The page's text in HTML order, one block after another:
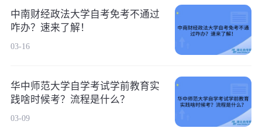
中南财经政法大学自考免考不通过
咋办？速来了解！
03-16
华中师范大学自学考试学前教育实
践啥时候考？流程是什么？
03-09